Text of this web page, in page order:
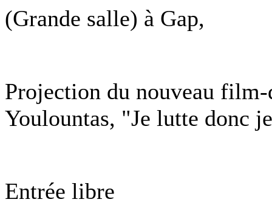
(Grande salle) à Gap,
Projection du nouveau
Youlountas, "Je lutte donc
Entrée libre